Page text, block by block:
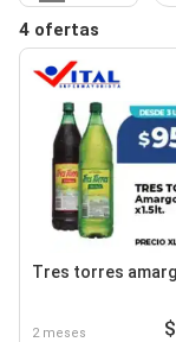
4 ofertas
Tres torres
2 meses